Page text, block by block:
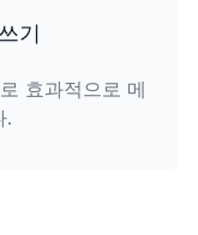
기
효과적으로 메
.